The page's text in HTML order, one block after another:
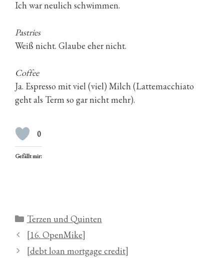
Ich war neulich schwimmen.
Pastries
Weiß nicht. Glaube eher nicht.
Coffee
Ja. Espresso mit viel (viel) Milch (Lattemacchiato
geht als Term so gar nicht mehr).
0
Gefällt mir:
Kategorien
Terzen und Quinten
[16. OpenMike]
[debt loan mortgage credit]